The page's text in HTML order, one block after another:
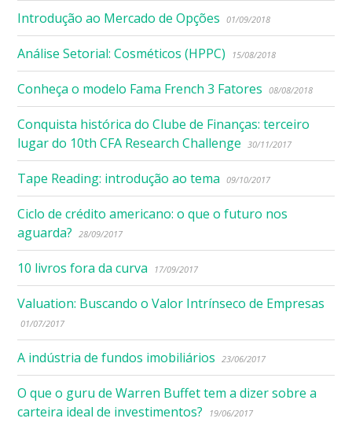
Introdução ao Mercado de Opções 01/09/2018
Análise Setorial: Cosméticos (HPPC) 15/08/2018
Conheça o modelo Fama French 3 Fatores 08/08/2018
Conquista histórica do Clube de Finanças: terceiro
lugar do 10th CFA Research Challenge
30/11/2017
Tape Reading: introdução ao tema 09/10/2017
Ciclo de crédito americano: o que o futuro nos
aguarda?
28/09/2017
10 livros fora da curva 17/09/2017
Valuation: Buscando o Valor Intrínseco de Empresas
01/07/2017
A indústria de fundos imobiliários 23/06/2017
O que o guru de Warren Buffet tem a dizer sobre a
carteira ideal de investimentos?
19/06/2017